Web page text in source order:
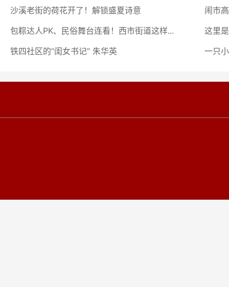
沙溪老街的荷花开了！解锁盛夏诗意
闹市
包粽达人PK、民俗舞台连看！西市街道这样...
这里
铁四社区的“闺女书记” 朱华英
一只